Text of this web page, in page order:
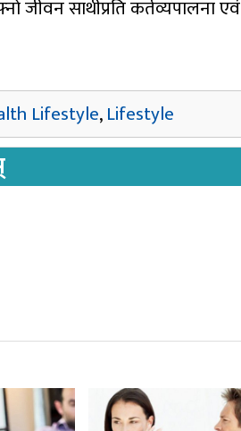
जीवन साथीप्रति कर्तव्यपालना
Lifestyle,Lifestyle